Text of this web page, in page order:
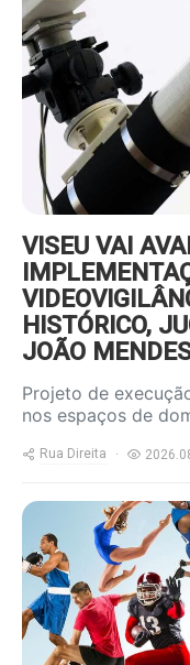
content/uploads/
800x600.jpg
VISEU VAI
HISTÓRICO,
JOÃO
Projeto de
nos espaços de
Rua Direita
https://
content/uploads/
800x600.jpg